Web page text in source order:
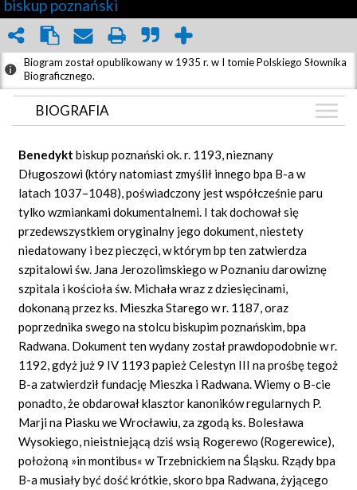
biskup poznański
Biogram został opublikowany w 1935 r. w I tomie Polskiego Słownika
Biograficznego.
BIOGRAFIA
GRAF POWIĄZAŃ
DYSKUSJA
Mapa
Benedykt biskup poznański ok. r. 1193, nieznany
Długoszowi (który natomiast zmyślił innego bpa B-a w
latach 1037–1048), poświadczony jest współcześnie paru
tylko wzmiankami dokumentalnemi. I tak dochował się
przedewszystkiem oryginalny jego dokument, niestety
niedatowany i bez pieczęci, w którym bp ten zatwierdza
szpitalowi św. Jana Jerozolimskiego w Poznaniu darowiznę
szpitala i kościoła św. Michała wraz z dziesięcinami,
dokonaną przez ks. Mieszka Starego w r. 1187, oraz
poprzednika swego na stolcu biskupim poznańskim, bpa
Radwana. Dokument ten wydany został prawdopodobnie w r.
1192, gdyż już 9 IV 1193 papież Celestyn III na prośbę tegoż
B-a zatwierdził fundację Mieszka i Radwana. Wiemy o B-cie
ponadto, że obdarował klasztor kanoników regularnych P.
Marji na Piasku we Wrocławiu, za zgodą ks. Bolesława
Wysokiego, nieistniejącą dziś wsią Rogerewo (Rogerewice),
położoną »in montibus« w Trzebnickiem na Śląsku. Rządy bpa
B-a musiały być dość krótkie, skoro bpa Radwana, żyjącego